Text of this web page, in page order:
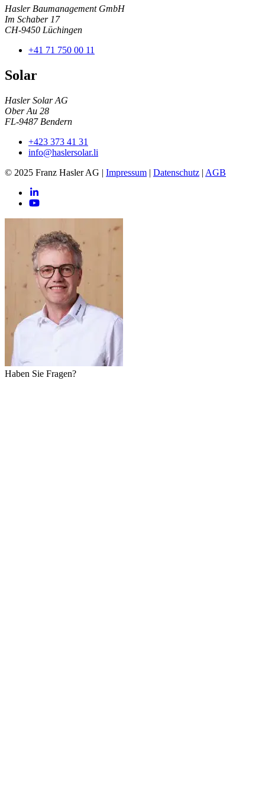
Hasler Baumanagement GmbH
Im Schaber 17
CH-9450 Lüchingen
+41 71 750 00 11
Solar
Hasler Solar AG
Ober Au 28
FL-9487 Bendern
+423 373 41 31
info@haslersolar.li
© 2025 Franz Hasler AG | Impressum | Datenschutz | AGB
Haben Sie Fragen?